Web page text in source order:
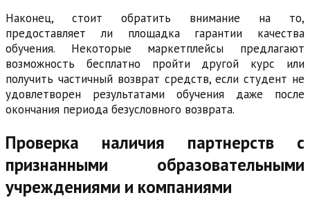
Наконец, стоит обратить внимание на то,
предоставляет ли площадка гарантии качества
обучения. Некоторые маркетплейсы предлагают
возможность бесплатно пройти другой курс или
получить частичный возврат средств, если студент не
удовлетворен результатами обучения даже после
окончания периода безусловного возврата.
Проверка наличия партнерств с
признанными образовательными
учреждениями и компаниями